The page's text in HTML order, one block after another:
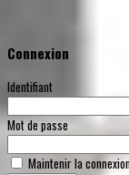
Connexion
Identifiant
Mot de passe
Maintenir la connexion